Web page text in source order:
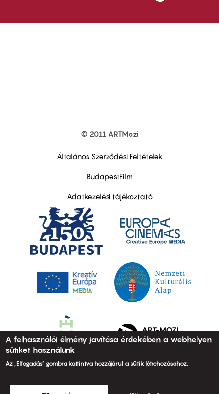
© 2011 ARTMozi
Általános Szerződési Feltételek
BudapestFilm
Adatkezelési tájékoztató
A felhasználói élmény javítása érdekében a webhelyen
sütiket használunk
Az „Elfogadás” gombra kattintva hozzájárul a sütik létrehozásához.